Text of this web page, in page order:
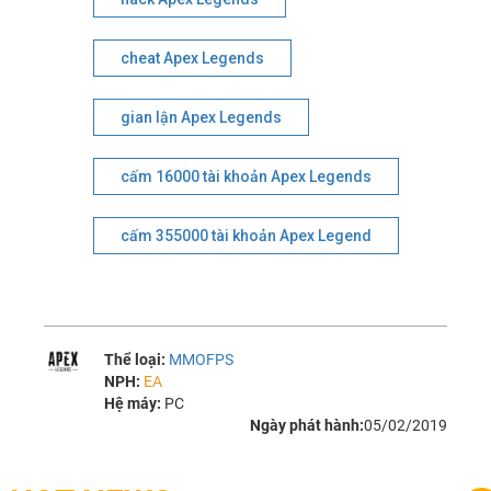
cheat Apex Legends
gian lận Apex Legends
cấm 16000 tài khoản Apex Legends
cấm 355000 tài khoản Apex Legend
Thể loại: MMOFPS
NPH: EA
Hệ máy: PC
Ngày phát hành:05/02/2019